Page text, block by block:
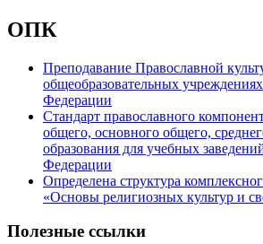
ОПК
Преподавание Православной
общеобразовательных
Федерации
Стандарт православного
общего, основного общего,
образования для учебных
Федерации
Определена структура
«Основы религиозных культур и
Полезные ссылки